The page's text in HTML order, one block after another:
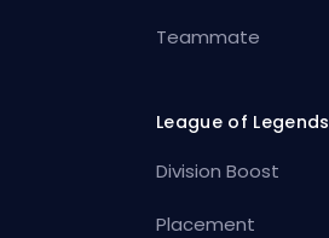
Teammate
League of Legends
Division Boost
Placement